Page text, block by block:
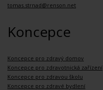
tomas.strnad@renson.net
Koncepce
Koncepce pro zdravý domov
Koncepce pro zdravotnická zařízení
Koncepce pro zdravou školu
Koncepce pro zdravé bydlení